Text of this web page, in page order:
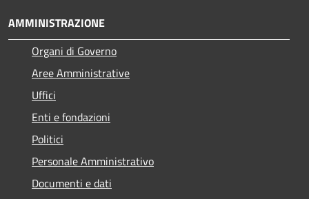
AMMINISTRAZIONE
Organi di Governo
Aree Amministrative
Uffici
Enti e fondazioni
Politici
Personale Amministrativo
Documenti e dati